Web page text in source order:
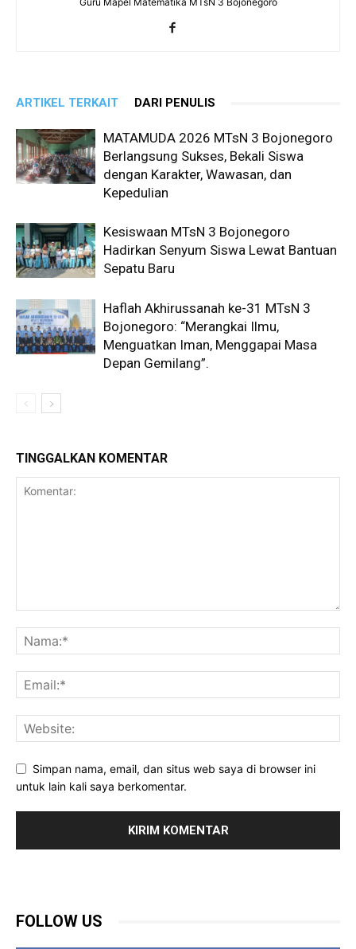
ARTIKEL TERKAIT DARI PENULIS
MATAMUDA 2026 MTsN 3 Bojonegoro
Berlangsung Sukses, Bekali Siswa
dengan Karakter, Wawasan, dan
Kepedulian
Kesiswaan MTsN 3 Bojonegoro
Hadirkan Senyum Siswa Lewat Bantuan
Sepatu Baru
Haflah Akhirussanah ke-31 MTsN 3
Bojonegoro: “Merangkai Ilmu,
Menguatkan Iman, Menggapai Masa
Depan Gemilang”.
TINGGALKAN KOMENTAR
Simpan nama, email, dan situs web saya di browser ini
untuk lain kali saya berkomentar.
FOLLOW US